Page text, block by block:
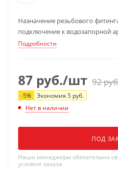
Назначение резьбового
подключение к водозапорной
Подробности
87 руб./шт 92
-5% Экономия 5 руб.
Нет в наличии
ПОД
Наши менеджеры обязательно
условия заказа